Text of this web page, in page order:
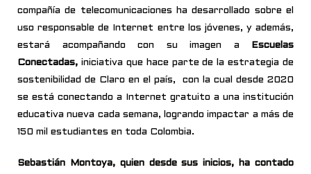
compañía de telecomunicaciones ha desarrollado sobre el
uso responsable de Internet entre los jóvenes, y además,
estará acompañando con su imagen a
Escuelas
Conectadas, iniciativa que hace parte de la estrategia de
sostenibilidad de Claro en el país, con la cual desde 2020
se está conectando a Internet gratuito a una institución
educativa nueva cada semana, logrando impactar a más de
150 mil estudiantes en toda Colombia.
Sebastián Montoya, quien desde sus inicios, ha contado